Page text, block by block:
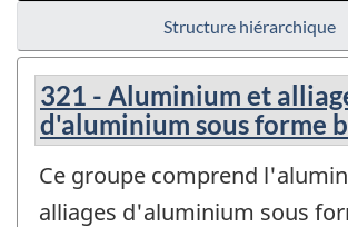
Structure hiérarchique
321 - Aluminium et
d'aluminium sous forme
Ce groupe comprend
alliages d'aluminium sous